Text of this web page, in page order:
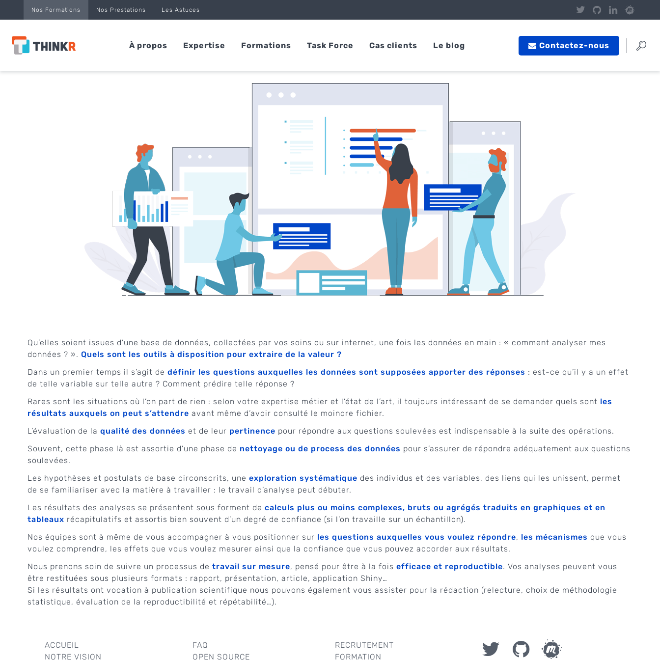
Nos Formations Nos Prestations Les Astuces
À propos Expertise Formations Task Force Cas clients Le blog Contactez-nous
Qu’elles soient issues d’une base de données, collectées par vos soins ou sur internet, une fois les données en main : « comment analyser mes
données ? ». Quels sont les outils à disposition pour extraire de la valeur ?
Dans un premier temps il s’agit de définir les questions auxquelles les données sont supposées apporter des réponses : est-ce qu’il y a un effet
de telle variable sur telle autre ? Comment prédire telle réponse ?
Rares sont les situations où l’on part de rien : selon votre expertise métier et l’état de l’art, il toujours intéressant de se demander quels sont les
résultats auxquels on peut s’attendre avant même d’avoir consulté le moindre fichier.
L’évaluation de la qualité des données et de leur pertinence pour répondre aux questions soulevées est indispensable à la suite des opérations.
Souvent, cette phase là est assortie d’une phase de nettoyage ou de process des données pour s’assurer de répondre adéquatement aux questions
soulevées.
Les hypothèses et postulats de base circonscrits, une exploration systématique des individus et des variables, des liens qui les unissent, permet
de se familiariser avec la matière à travailler : le travail d’analyse peut débuter.
Les résultats des analyses se présentent sous forment de calculs plus ou moins complexes, bruts ou agrégés traduits en graphiques et en
tableaux récapitulatifs et assortis bien souvent d’un degré de confiance (si l’on travaille sur un échantillon).
Nos équipes sont à même de vous accompagner à vous positionner sur les questions auxquelles vous voulez répondre, les mécanismes que vous
voulez comprendre, les effets que vous voulez mesurer ainsi que la confiance que vous pouvez accorder aux résultats.
Nous prenons soin de suivre un processus de travail sur mesure, pensé pour être à la fois efficace et reproductible. Vos analyses peuvent vous
être restituées sous plusieurs formats : rapport, présentation, article, application Shiny…
Si les résultats ont vocation à publication scientifique nous pouvons également vous assister pour la rédaction (relecture, choix de méthodologie
statistique, évaluation de la reproductibilité et répétabilité…).
ACCUEIL
NOTRE VISION
FAQ
OPEN SOURCE
RECRUTEMENT
FORMATION
Panneau de gestion des cookies